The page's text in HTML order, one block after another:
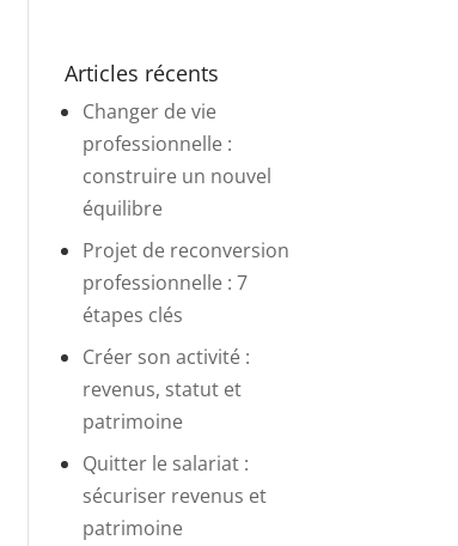
Articles récents
Changer de vie
professionnelle :
construire un nouvel
équilibre
Projet de reconversion
professionnelle : 7
étapes clés
Créer son activité :
revenus, statut et
patrimoine
Quitter le salariat :
sécuriser revenus et
patrimoine